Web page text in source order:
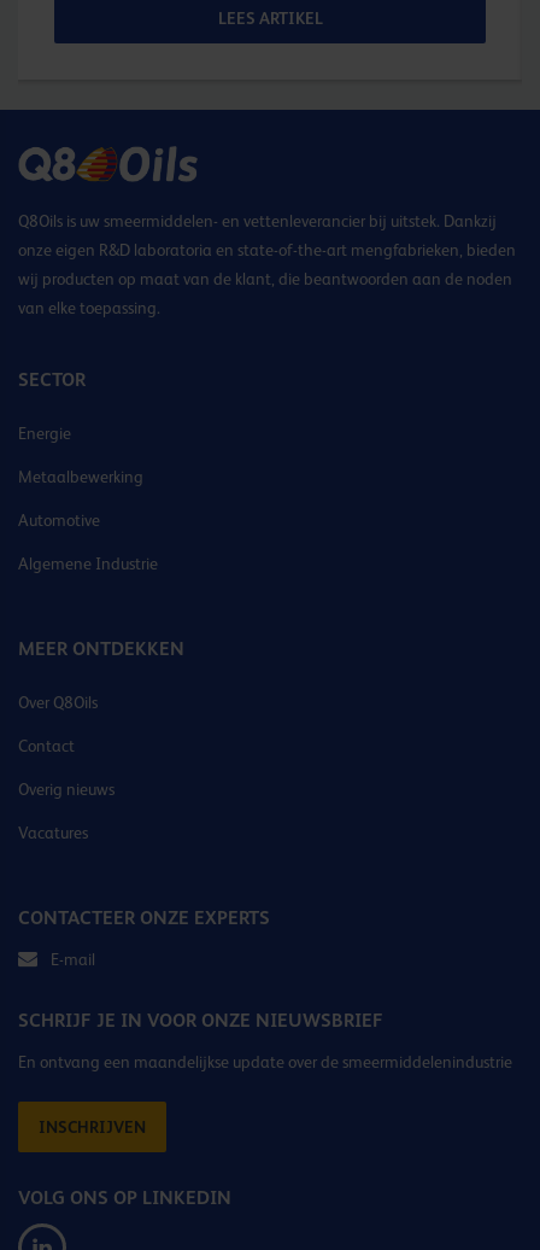
LEES ARTIKEL
Q8Oils is uw smeermiddelen- en vettenleverancier bij uitstek. Dankzij
onze eigen R&D laboratoria en state-of-the-art mengfabrieken, bieden
wij producten op maat van de klant, die beantwoorden aan de noden
van elke toepassing.
SECTOR
Energie
Metaalbewerking
Automotive
Algemene Industrie
MEER ONTDEKKEN
Over Q8Oils
Contact
Overig nieuws
Vacatures
CONTACTEER ONZE EXPERTS
E-mail
SCHRIJF JE IN VOOR ONZE NIEUWSBRIEF
En ontvang een maandelijkse update over de smeermiddelenindustrie
INSCHRIJVEN
VOLG ONS OP LINKEDIN